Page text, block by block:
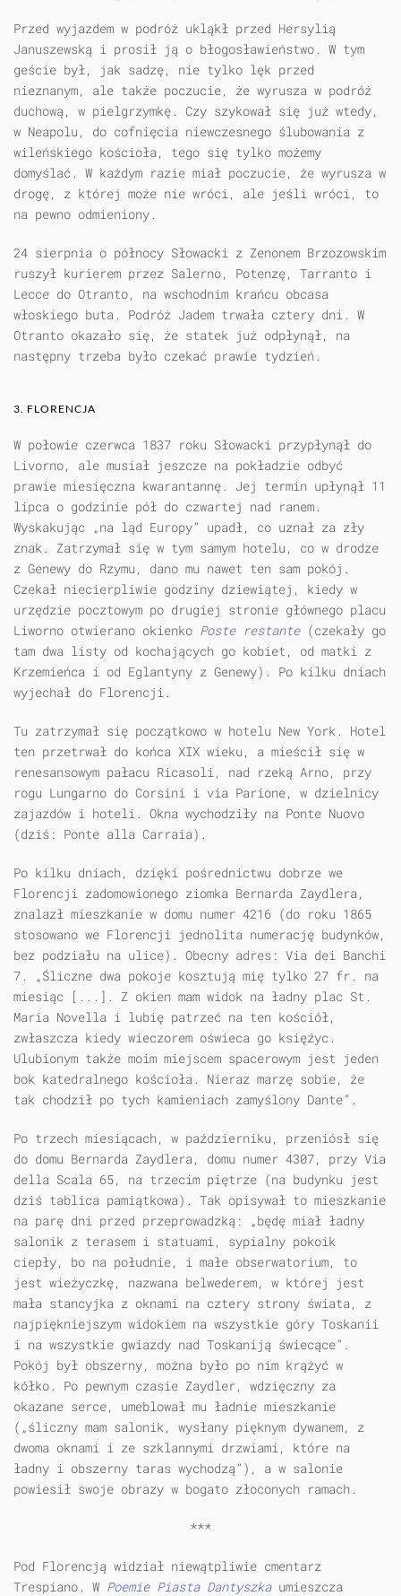
Przed wyjazdem w podróż ukląkł przed Hersylią
Januszewską i prosił ją o błogosławieństwo. W tym
geście był, jak sadzę, nie tylko lęk przed
nieznanym, ale także poczucie, że wyrusza w podróż
duchową, w pielgrzymkę. Czy szykował się już wtedy,
w Neapolu, do cofnięcia niewczesnego ślubowania z
wileńskiego kościoła, tego się tylko możemy
domyślać. W każdym razie miał poczucie, że wyrusza w
drogę, z której może nie wróci, ale jeśli wróci, to
na pewno odmieniony.
24 sierpnia o północy Słowacki z Zenonem Brzozowskim
ruszył kurierem przez Salerno, Potenzę, Tarranto i
Lecce do Otranto, na wschodnim krańcu obcasa
włoskiego buta. Podróż Jadem trwała cztery dni. W
Otranto okazało się, że statek już odpłynął, na
następny trzeba było czekać prawie tydzień.
3. FLORENCJA
W połowie czerwca 1837 roku Słowacki przypłynął do
Livorno, ale musiał jeszcze na pokładzie odbyć
prawie miesięczna kwarantannę. Jej termin upłynął 11
lipca o godzinie pół do czwartej nad ranem.
Wyskakując „na ląd Europy” upadł, co uznał za zły
znak. Zatrzymał się w tym samym hotelu, co w drodze
z Genewy do Rzymu, dano mu nawet ten sam pokój.
Czekał niecierpliwie godziny dziewiątej, kiedy w
urzędzie pocztowym po drugiej stronie głównego placu
Liworno otwierano okienko Poste restante (czekały go
tam dwa listy od kochających go kobiet, od matki z
Krzemieńca i od Eglantyny z Genewy). Po kilku dniach
wyjechał do Florencji.
Tu zatrzymał się początkowo w hotelu New York. Hotel
ten przetrwał do końca XIX wieku, a mieścił się w
renesansowym pałacu Ricasoli, nad rzeką Arno, przy
rogu Lungarno do Corsini i via Parione, w dzielnicy
zajazdów i hoteli. Okna wychodziły na Ponte Nuovo
(dziś: Ponte alla Carraia).
Po kilku dniach, dzięki pośrednictwu dobrze we
Florencji zadomowionego ziomka Bernarda Zaydlera,
znalazł mieszkanie w domu numer 4216 (do roku 1865
stosowano we Florencji jednolita numerację budynków,
bez podziału na ulice). Obecny adres: Via dei Banchi
7. „Śliczne dwa pokoje kosztują mię tylko 27 fr. na
miesiąc [...]. Z okien mam widok na ładny plac St.
Maria Novella i lubię patrzeć na ten kościół,
zwłaszcza kiedy wieczorem oświeca go księżyc.
Ulubionym także moim miejscem spacerowym jest jeden
bok katedralnego kościoła. Nieraz marzę sobie, że
tak chodził po tych kamieniach zamyślony Dante”.
Po trzech miesiącach, w październiku, przeniósł się
do domu Bernarda Zaydlera, domu numer 4307, przy Via
della Scala 65, na trzecim piętrze (na budynku jest
dziś tablica pamiątkowa). Tak opisywał to mieszkanie
na parę dni przed przeprowadzką: „będę miał ładny
salonik z terasem i statuami, sypialny pokoik
ciepły, bo na południe, i małe obserwatorium, to
jest wieżyczkę, nazwana belwederem, w której jest
mała stancyjka z oknami na cztery strony świata, z
najpiękniejszym widokiem na wszystkie góry Toskanii
i na wszystkie gwiazdy nad Toskaniją świecące”.
Pokój był obszerny, można było po nim krążyć w
kółko. Po pewnym czasie Zaydler, wdzięczny za
okazane serce, umeblował mu ładnie mieszkanie
(„śliczny mam salonik, wysłany pięknym dywanem, z
dwoma oknami i ze szklannymi drzwiami, które na
ładny i obszerny taras wychodzą”), a w salonie
powiesił swoje obrazy w bogato złoconych ramach.
***
Pod Florencją widział niewątpliwie cmentarz
Trespiano. W Poemie Piasta Dantyszka umieszcza